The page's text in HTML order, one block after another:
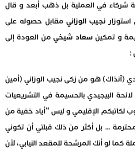
شركاء في العملية بل ذهب أبعد و قال
نجيب الوزاني مقابل حصوله على
و تمكين سعاد شيخي من العودة إلى
:
(آنذاك) هو من زكى نجيب الوزاني (أمين
البيجيدي بالحسيمة في التشريعيات
لكاتبكم الإقليمي و ليس “أياد خفية من
… بل أكثر من ذلك قبلتي أن تكوني
لو أنك المرشحة للمقعد النيابي، لأن